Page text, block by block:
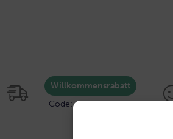
Willkommensrabatt
Code: willkommen10